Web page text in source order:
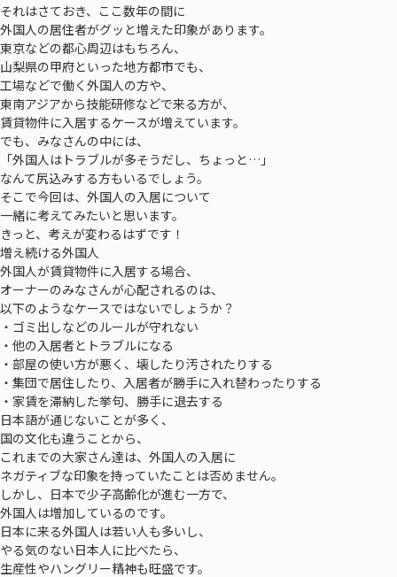
それはさておき、ここ数年の間に
外国人の居住者がグッと増えた印象があります。
東京などの都心周辺はもちろん、
山梨県の甲府といった地方都市でも、
工場などで働く外国人の方や、
東南アジアから技能研修などで来る方が、
賃貸物件に入居するケースが増えています。
でも、みなさんの中には、
「外国人はトラブルが多そうだし、ちょっと…」
なんて尻込みする方もいるでしょう。
そこで今回は、外国人の入居について
一緒に考えてみたいと思います。
きっと、考えが変わるはずです！
増え続ける外国人
外国人が賃貸物件に入居する場合、
オーナーのみなさんが心配されるのは、
以下のようなケースではないでしょうか？
・ゴミ出しなどのルールが守れない
・他の入居者とトラブルになる
・部屋の使い方が悪く、壊したり汚されたりする
・集団で居住したり、入居者が勝手に入れ替わったりする
・家賃を滞納した挙句、勝手に退去する
日本語が通じないことが多く、
国の文化も違うことから、
これまでの大家さん達は、外国人の入居に
ネガティブな印象を持っていたことは否めません。
しかし、日本で少子高齢化が進む一方で、
外国人は増加しているのです。
日本に来る外国人は若い人も多いし、
やる気のない日本人に比べたら、
生産性やハングリー精神も旺盛です。